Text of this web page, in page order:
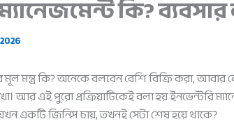
কি?
মূল মন্ত্র কি? অনেকে বলবেন বেশি বিক্রি করা,
আর এই পুরো প্রক্রিয়াটিকেই বলা হয়
একটি জিনিস চায়, তখনই সেটা শেষ হয়ে থাকে?